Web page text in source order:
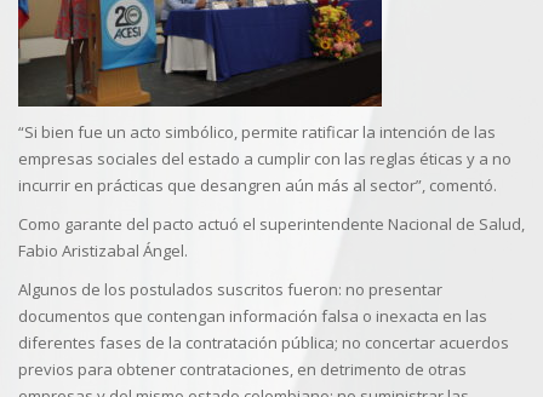
“Si bien fue un acto simbólico, permite ratificar la intención de las
empresas sociales del estado a cumplir con las reglas éticas y a no
incurrir en prácticas que desangren aún más al sector”, comentó.
Como garante del pacto actuó el superintendente Nacional de Salud,
Fabio Aristizabal Ángel.
Algunos de los postulados suscritos fueron: no presentar
documentos que contengan información falsa o inexacta en las
diferentes fases de la contratación pública; no concertar acuerdos
previos para obtener contrataciones, en detrimento de otras